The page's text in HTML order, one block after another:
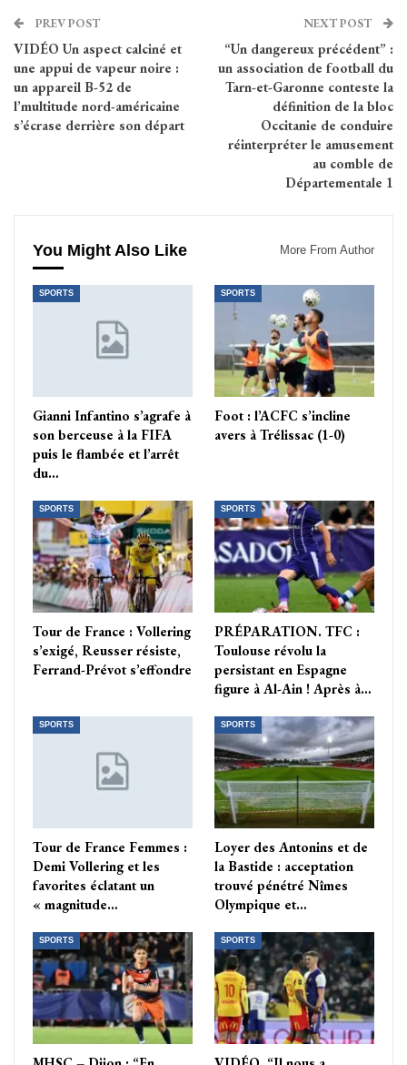
PREV POST
VIDÉO Un aspect calciné et
une appui de vapeur noire :
un appareil B-52 de
l’multitude nord-américaine
s’écrase derrière son départ
NEXT POST
“Un dangereux précédent” :
un association de football du
Tarn-et-Garonne conteste la
définition de la bloc
Occitanie de conduire
réinterpréter le amusement
au comble de
Départementale 1
You Might Also Like More From Author
SPORTS
Gianni Infantino s’agrafe à
son berceuse à la FIFA
puis le flambée et l’arrêt
du…
SPORTS
Foot : l’ACFC s’incline
avers à Trélissac (1-0)
SPORTS
Tour de France : Vollering
s’exigé, Reusser résiste,
Ferrand-Prévot s’effondre
SPORTS
PRÉPARATION. TFC :
Toulouse révolu la
persistant en Espagne
figure à Al-Ain ! Après à…
SPORTS
Tour de France Femmes :
Demi Vollering et les
favorites éclatant un
« magnitude…
SPORTS
Loyer des Antonins et de
la Bastide : acceptation
trouvé pénétré Nîmes
Olympique et…
SPORTS SPORTS